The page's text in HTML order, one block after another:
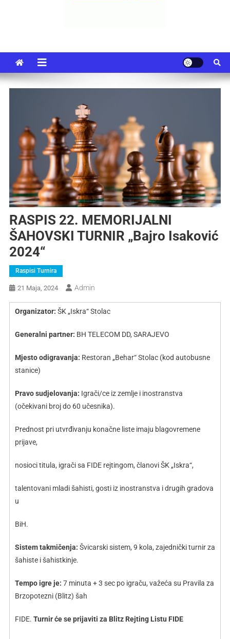
RASPIS 22. MEMORIJALNI
ŠAHOVSKI TURNIR „Bajro Isaković
2024“
Raspisi Turnira
21 Maja, 2024 Admin
Organizator: ŠK „Iskra“ Stolac
Generalni partner: BH TELECOM DD, SARAJEVO
Mjesto odigravanja: Restoran „Behar“ Stolac (kod autobusne
stanice)
Pravo sudjelovanja: Igrači/ce iz zemlje i inostranstva
(očekivani broj do 60 učesnika).
Prednost pri utvrđivanju konačne liste imaju blagovremene
prijave,
nosioci titula, igrači sa FIDE rejtingom, članovi ŠK „Iskra“,
talentovani mladi šahisti, gosti iz inostranstva i drugih gradova
u
BiH.
Sistem takmičenja: Švicarski sistem, 9 kola, zajednički turnir za
šahiste i šahistkinje.
Tempo igre je: 7 minuta + 3 sec po igraču, važeća su Pravila za
Brzopotezni (Blitz) šah
FIDE. Turnir će se prijaviti za Blitz Rejting Listu FIDE